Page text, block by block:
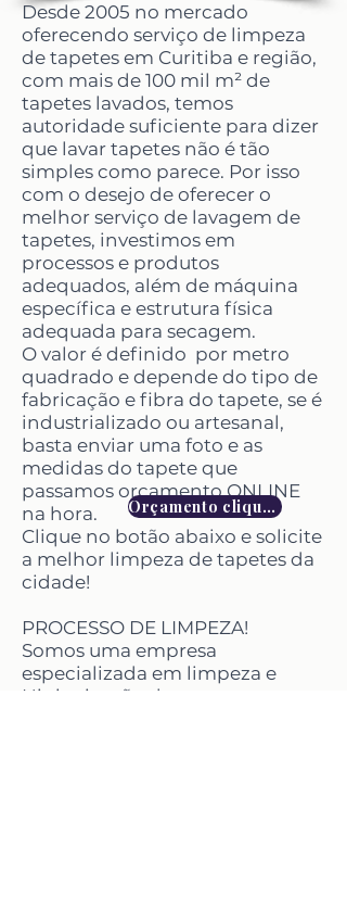
Desde 2005 no mercado
oferecendo serviço de limpeza
de tapetes em Curitiba e região,
com mais de 100 mil m² de
tapetes lavados, temos
autoridade suficiente para dizer
que lavar tapetes não é tão
simples como parece. Por isso
com o desejo de oferecer o
melhor serviço de lavagem de
tapetes, investimos em
processos e produtos
adequados, além de máquina
específica e estrutura física
adequada para secagem.
O valor é definido por metro
quadrado e depende do tipo de
fabricação e fibra do tapete, se é
industrializado ou artesanal,
basta enviar uma foto e as
medidas do tapete que
passamos orçamento ONLINE
na hora.
Clique no botão abaixo e solicite
a melhor limpeza de tapetes da
cidade!
PROCESSO DE LIMPEZA!
Somos uma empresa
especializada em limpeza e
Higienização de tapetes
Orçamento clique aqui